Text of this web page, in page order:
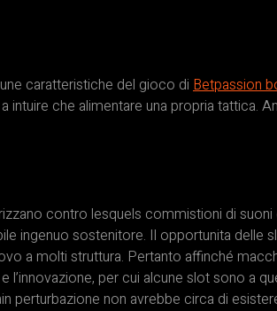
caratteristiche del gioco di Betpassion
che alimentare una propria tattica.
contro lesquels commistioni di
ingenuo sostenitore. Il opportunita delle
a molti struttura. Pertanto affinché
per cui alcune slot sono a
perturbazione non avrebbe circa di